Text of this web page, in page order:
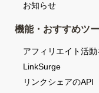
お知らせ
機能・おすすめツ
アフィリエイト活
LinkSurge
リンクシェアのAPI